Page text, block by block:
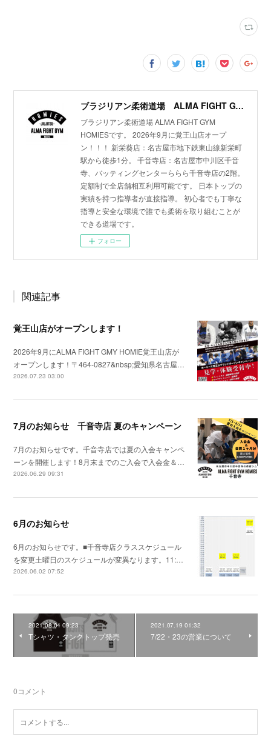
ブラジリアン柔術道場 ALMA FIGHT GYM HOMIES(ホーミーズ)
ブラジリアン柔術道場 ALMA FIGHT GYM
HOMIESです。 2026年9月に覚王山店オープ
ン！！！ 新栄葵店：名古屋市地下鉄東山線新栄町
駅から徒歩1分。 千音寺店：名古屋市中川区千音
寺、バッティングセンターららら千音寺店の2階。
定額制で全店舗相互利用可能です。 日本トップの
実績を持つ指導者が直接指導。 初心者でも丁寧な
指導と安全な環境で誰でも柔術を取り組むことが
できる道場です。
フォロー
関連記事
覚王山店がオープンします！
2026年9月にALMA FIGHT GMY HOMIE覚王山店が
オープンします！〒464-0827&nbsp;愛知県名古屋…
2026.07.23 03:00
7月のお知らせ 千音寺店 夏のキャンペーン
7月のお知らせです。千音寺店では夏の入会キャンペ
ーンを開催します！8月末までのご入会で入会金＆…
2026.06.29 09:31
6月のお知らせ
6月のお知らせです。■千音寺店クラススケジュール
を変更土曜日のスケジュールが変異なります。11:…
2026.06.02 07:52
2021.08.04 09:23
Tシャツ・タンクトップ発売
2021.07.19 01:32
7/22・23の営業について
0コメント